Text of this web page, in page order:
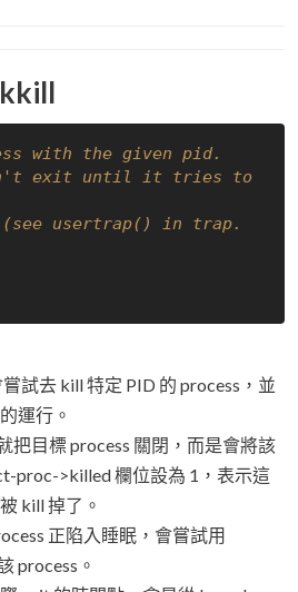
with the given pid.
exit until it tries to
usertrap() in trap.
試去 kill 特定 PID 的 process，並
運行。
把目標 process 關閉，而是會將該
proc->killed 欄位設為 1，表示這
kill 掉了。
正陷入睡眠，會嘗試用
process。